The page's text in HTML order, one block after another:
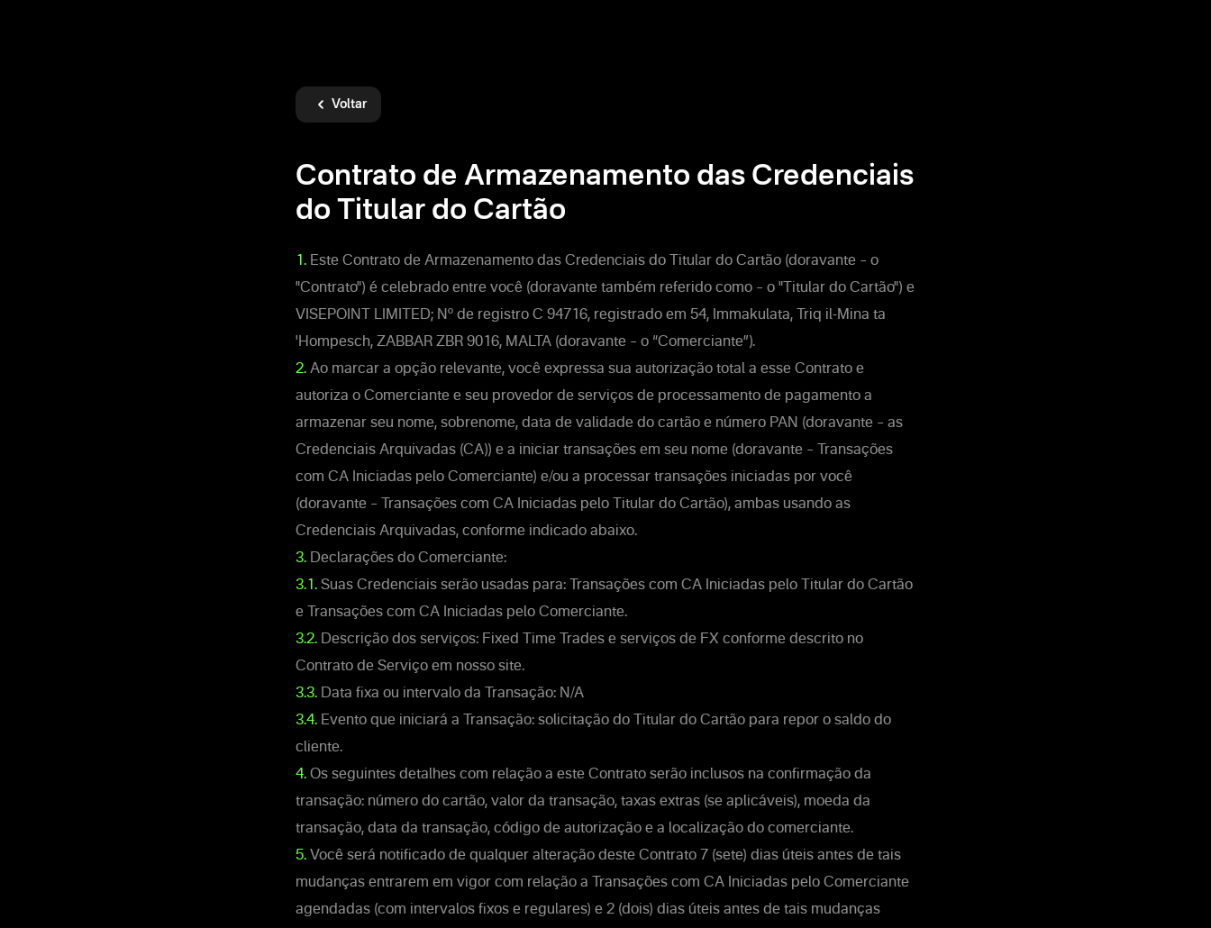
Voltar
Contrato de Armazenamento das Credenciais
do Titular do Cartão
1. Este Contrato de Armazenamento das Credenciais do Titular do Cartão (doravante – o
"Contrato") é celebrado entre você (doravante também referido como – o "Titular do Cartão") e
VISEPOINT LIMITED; Nº de registro C 94716, registrado em 54, Immakulata, Triq il-Mina ta
'Hompesch, ZABBAR ZBR 9016, MALTA (doravante – o “Comerciante”).
2. Ao marcar a opção relevante, você expressa sua autorização total a esse Contrato e
autoriza o Comerciante e seu provedor de serviços de processamento de pagamento a
armazenar seu nome, sobrenome, data de validade do cartão e número PAN (doravante – as
Credenciais Arquivadas (CA)) e a iniciar transações em seu nome (doravante – Transações
com CA Iniciadas pelo Comerciante) e/ou a processar transações iniciadas por você
(doravante – Transações com CA Iniciadas pelo Titular do Cartão), ambas usando as
Credenciais Arquivadas, conforme indicado abaixo.
3. Declarações do Comerciante:
3.1. Suas Credenciais serão usadas para: Transações com CA Iniciadas pelo Titular do Cartão
e Transações com CA Iniciadas pelo Comerciante.
3.2. Descrição dos serviços: Fixed Time Trades e serviços de FX conforme descrito no
Contrato de Serviço em nosso site.
3.3. Data fixa ou intervalo da Transação: N/A
3.4. Evento que iniciará a Transação: solicitação do Titular do Cartão para repor o saldo do
cliente.
4. Os seguintes detalhes com relação a este Contrato serão inclusos na confirmação da
transação: número do cartão, valor da transação, taxas extras (se aplicáveis), moeda da
transação, data da transação, código de autorização e a localização do comerciante.
5. Você será notificado de qualquer alteração deste Contrato 7 (sete) dias úteis antes de tais
mudanças entrarem em vigor com relação a Transações com CA Iniciadas pelo Comerciante
agendadas (com intervalos fixos e regulares) e 2 (dois) dias úteis antes de tais mudanças